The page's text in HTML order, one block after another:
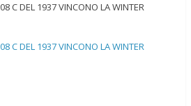
C DEL 1937 VINCONO LA WINTER
C DEL 1937 VINCONO LA WINTER